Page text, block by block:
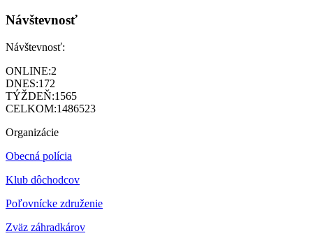
Návštevnosť
Návštevnosť:
ONLINE:2
DNES:172
TÝŽDEŇ:1565
CELKOM:1486523
Organizácie
Obecná polícia
Klub dôchodcov
Poľovnícke združenie
Zväz záhradkárov